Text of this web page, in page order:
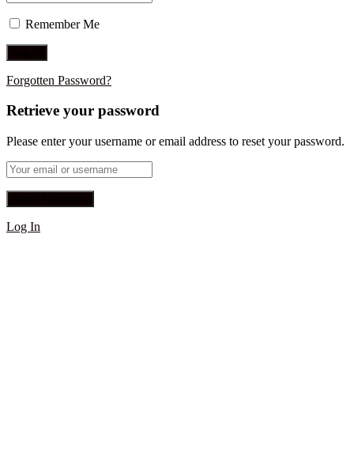
Remember Me
Forgotten Password?
Retrieve your password
Please enter your username or email address to reset your password.
Log In